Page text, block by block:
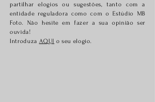
partilhar elogios ou sugestões, tanto com a
entidade reguladora como com o Estúdio MB
Foto. Não hesite em fazer a sua opinião ser
ouvida!
Introduza AQUI o seu elogio.